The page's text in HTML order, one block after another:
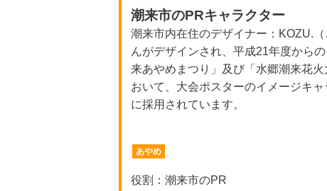
潮来市のPRキャラクター
潮来市内在住のデザイナー：KOZU.（
んがデザインされ、平成21年度から
来あやめまつり」及び「水郷潮来花火
おいて、大会ポスターのイメージキャ
に採用されています。
あやめ
役割：潮来市のPR